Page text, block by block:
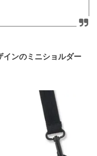
インのミニショルダー